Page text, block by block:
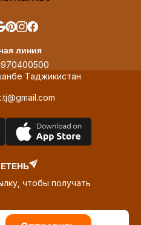
линия
Таджикистан
чтобы получать